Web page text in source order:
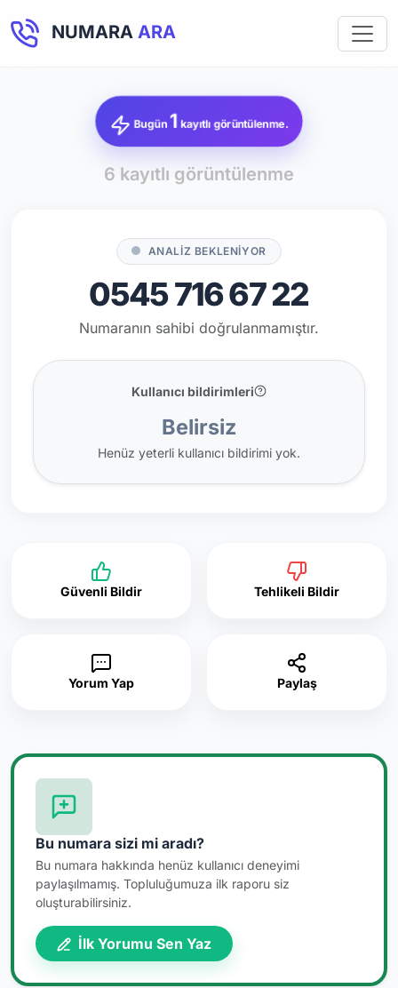
NUMARA ARA
Bugün1 kayıtlı görüntülenme.
6 kayıtlı görüntülenme
ANALİZ BEKLENİYOR
0545 716 67 22
Numaranın sahibi doğrulanmamıştır.
Kullanıcı bildirimleri
Belirsiz
Henüz yeterli kullanıcı bildirimi yok.
Güvenli Bildir Tehlikeli Bildir
Yorum Yap Paylaş
Bu numara sizi mi aradı?
Bu numara hakkında henüz kullanıcı deneyimi
paylaşılmamış. Topluluğumuza ilk raporu siz
oluşturabilirsiniz.
İlk Yorumu Sen Yaz